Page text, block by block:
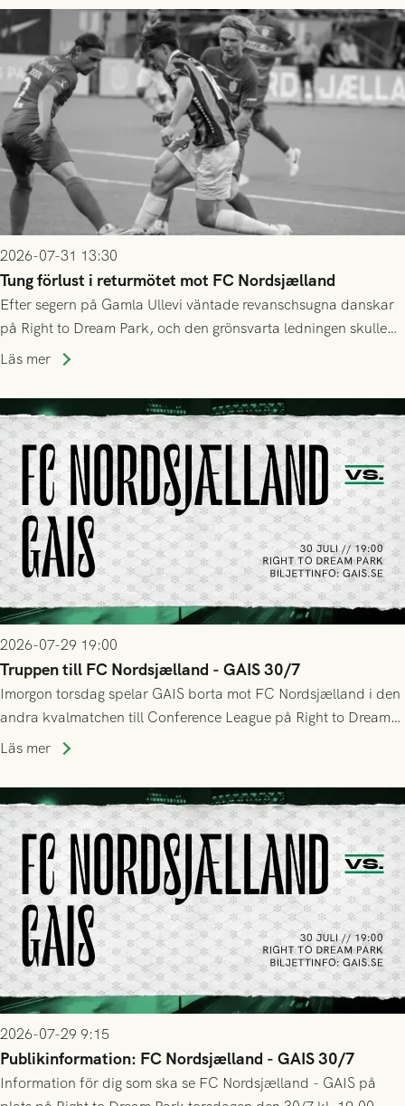
2026-07-31 13:30
Tung förlust i returmötet mot FC Nordsjælland
Efter segern på Gamla Ullevi väntade revanschsugna danskar
på Right to Dream Park, och den grönsvarta ledningen skulle
upphöra efter mindre än kvarten spelad. På lika mark visade
tennissiffror och det grönsvarta europaäventyret tog slut.
Läs mer
2026-07-29 19:00
Truppen till FC Nordsjælland - GAIS 30/7
Imorgon torsdag spelar GAIS borta mot FC Nordsjælland i den
andra kvalmatchen till Conference League på Right to Dream
Park! Fredrik Holmberg och ledarstaben har tagit ut följande
Läs mer
2026-07-29 9:15
Publikinformation: FC Nordsjælland - GAIS 30/7
Information för dig som ska se FC Nordsjælland - GAIS på